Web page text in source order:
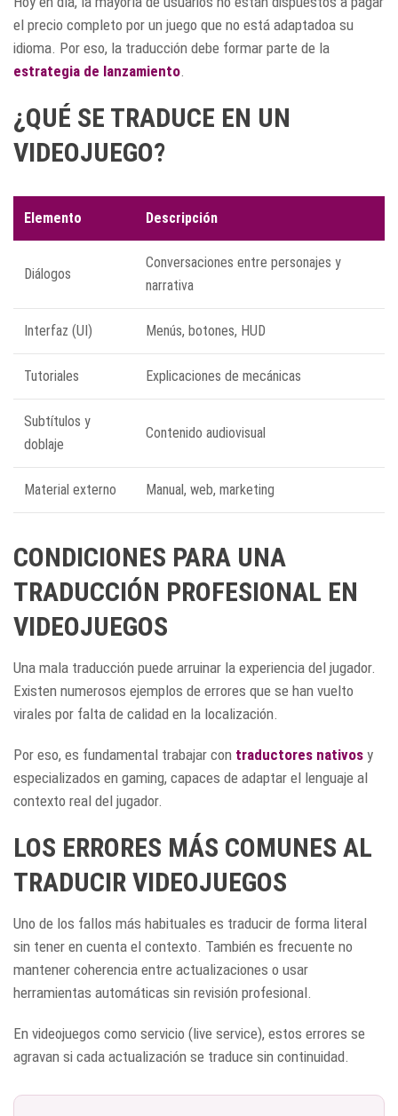
el precio completo por un juego que no está adaptadoa su
idioma. Por eso, la traducción debe formar parte de la
estrategia de lanzamiento.
¿QUÉ SE TRADUCE EN UN
VIDEOJUEGO?
Elemento Descripción
Diálogos
Conversaciones entre personajes y
narrativa
Interfaz (UI) Menús, botones, HUD
Tutoriales Explicaciones de mecánicas
Subtítulos y
doblaje
Contenido audiovisual
Material externo Manual, web, marketing
CONDICIONES PARA UNA
TRADUCCIÓN PROFESIONAL EN
VIDEOJUEGOS
Una mala traducción puede arruinar la experiencia del jugador.
Existen numerosos ejemplos de errores que se han vuelto
virales por falta de calidad en la localización.
Por eso, es fundamental trabajar con traductores nativos y
especializados en gaming, capaces de adaptar el lenguaje al
contexto real del jugador.
LOS ERRORES MÁS COMUNES AL
TRADUCIR VIDEOJUEGOS
Uno de los fallos más habituales es traducir de forma literal
sin tener en cuenta el contexto. También es frecuente no
mantener coherencia entre actualizaciones o usar
herramientas automáticas sin revisión profesional.
En videojuegos como servicio (live service), estos errores se
agravan si cada actualización se traduce sin continuidad.